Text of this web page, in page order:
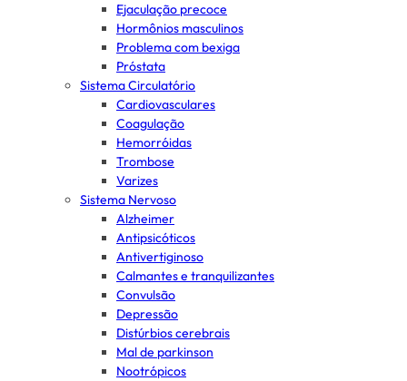
Ejaculação precoce
Hormônios masculinos
Problema com bexiga
Próstata
Sistema Circulatório
Cardiovasculares
Coagulação
Hemorróidas
Trombose
Varizes
Sistema Nervoso
Alzheimer
Antipsicóticos
Antivertiginoso
Calmantes e tranquilizantes
Convulsão
Depressão
Distúrbios cerebrais
Mal de parkinson
Nootrópicos